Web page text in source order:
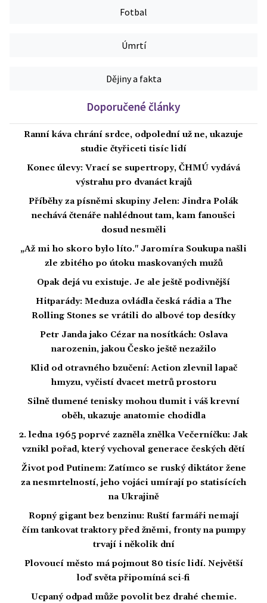
Fotbal
Úmrtí
Dějiny a fakta
Doporučené články
Ranní káva chrání srdce, odpolední už ne, ukazuje
studie čtyřiceti tisíc lidí
Konec úlevy: Vrací se supertropy, ČHMÚ vydává
výstrahu pro dvanáct krajů
Příběhy za písněmi skupiny Jelen: Jindra Polák
nechává čtenáře nahlédnout tam, kam fanoušci
dosud nesměli
„Až mi ho skoro bylo líto." Jaromíra Soukupa našli
zle zbitého po útoku maskovaných mužů
Opak dejá vu existuje. Je ale ještě podivnější
Hitparády: Meduza ovládla česká rádia a The
Rolling Stones se vrátili do albové top desítky
Petr Janda jako Cézar na nosítkách: Oslava
narozenin, jakou Česko ještě nezažilo
Klid od otravného bzučení: Action zlevnil lapač
hmyzu, vyčistí dvacet metrů prostoru
Silně tlumené tenisky mohou tlumit i váš krevní
oběh, ukazuje anatomie chodidla
2. ledna 1965 poprvé zazněla znělka Večerníčku: Jak
vznikl pořad, který vychoval generace českých dětí
Život pod Putinem: Zatímco se ruský diktátor žene
za nesmrtelností, jeho vojáci umírají po statisících
na Ukrajině
Ropný gigant bez benzinu: Ruští farmáři nemají
čím tankovat traktory před žněmi, fronty na pumpy
trvají i několik dní
Plovoucí město má pojmout 80 tisíc lidí. Největší
loď světa připomíná sci-fi
Ucpaný odpad může povolit bez drahé chemie.